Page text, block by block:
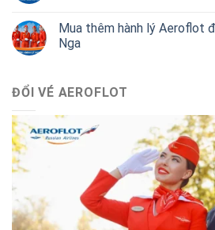
Mua thêm hành lý Aeroflot
Nga
ĐỔI VÉ AEROFLOT